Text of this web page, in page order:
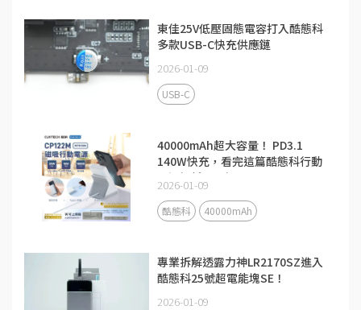
東佳25V低壓固態電容打入酷態科
多款USB-C快充供應鏈
2026-01-09
USB-C
40000mAh超大容量！ PD3.1
140W快充，看完這篇酷態科行動
電源解析更了解
2026-01-09
酷態科 40000mAh
專業拆解透露力神LR2170SZ進入
酷態科25號超電能塊SE！
2026-01-09